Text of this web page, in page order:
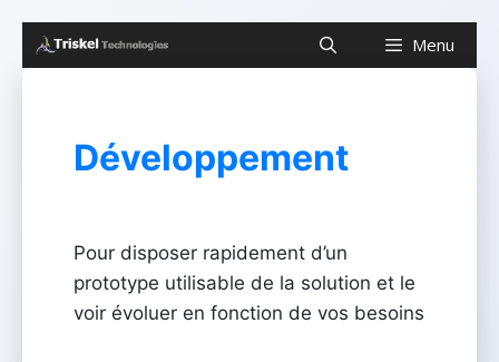
Aller
au
Menu
Développement
Pour disposer rapidement d’un
prototype utilisable de la solution et le
voir évoluer en fonction de vos besoins